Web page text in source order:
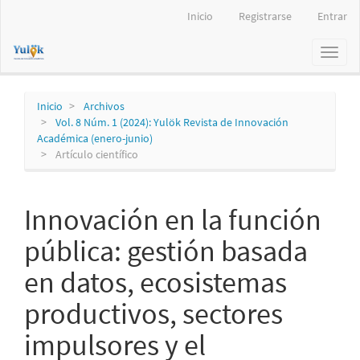
principal
Inicio Registrarse Entrar
Toggle
Inicio
Archivos
Vol. 8 Núm. 1 (2024): Yulök Revista de Innovación
Académica (enero-junio)
Artículo científico
Innovación en la función
pública: gestión basada
en datos, ecosistemas
productivos, sectores
impulsores y el